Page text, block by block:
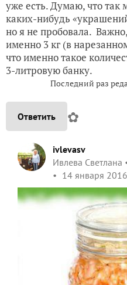
уже есть. Думаю, что так
каких-нибудь
но я не пробовала.
именно 3 кг (в
что именно такое
3-литровую банку.
Последний раз
Ответить ✿
ivlevasv
Ивлева Светлана
14 января